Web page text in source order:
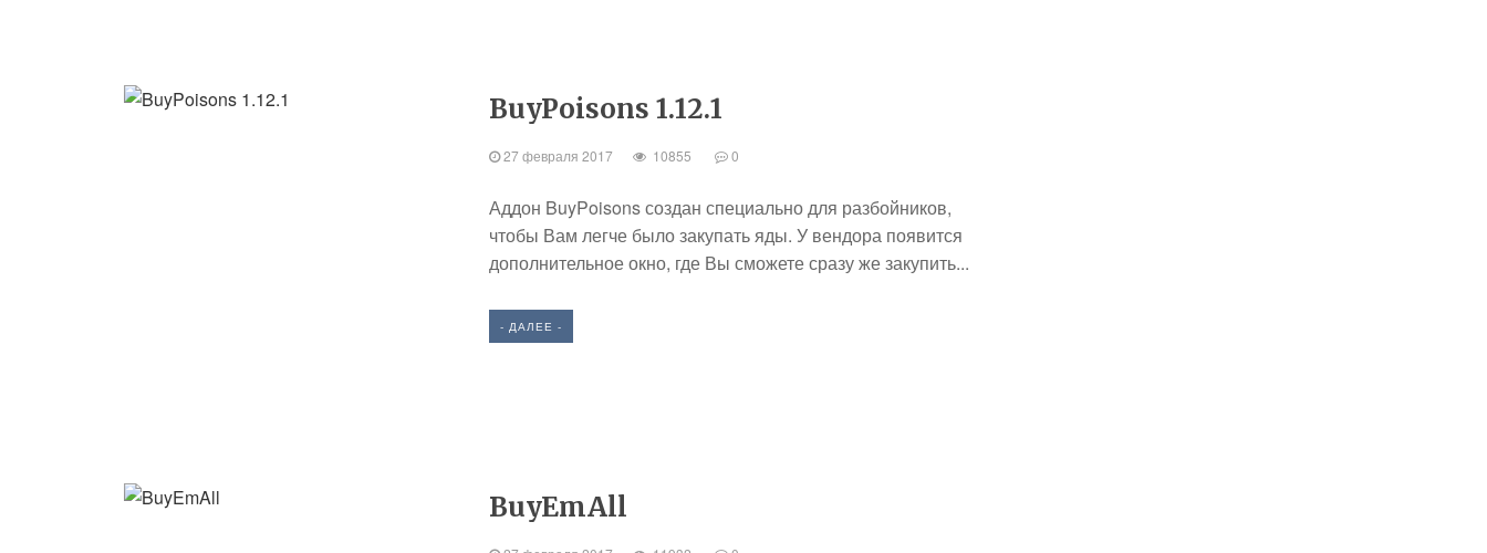
BuyPoisons 1.12.1
27 февраля 2017 10855 0
Аддон BuyPoisons создан специально для разбойников,
чтобы Вам легче было закупать яды. У вендора появится
дополнительное окно, где Вы сможете сразу же закупить...
- ДАЛЕЕ -
BuyEmAll